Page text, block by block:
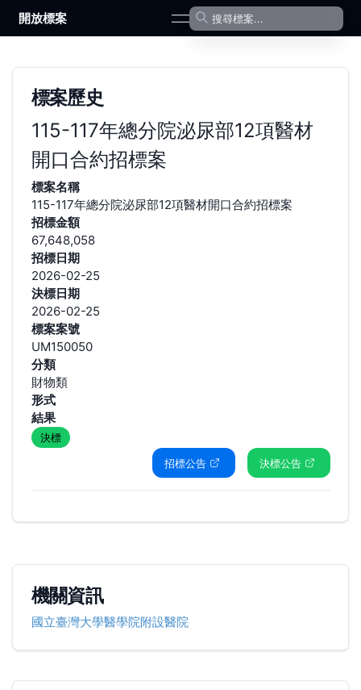
開放標案 open navigation menu
標案歷史
115-117年總分院泌尿部12項醫材
開口合約招標案
標案名稱
115-117年總分院泌尿部12項醫材開口合約招標案
招標金額
67,648,058
招標日期
2026-02-25
決標日期
2026-02-25
標案案號
UM150050
分類
財物類
形式
結果
決標
招標公告
決標公告
機關資訊
國立臺灣大學醫學院附設醫院